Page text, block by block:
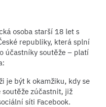
osoba starší 18 let s
republiky, která splní
účastníky soutěže – platí
je být k okamžiku, kdy se
zúčastnit, již
síti Facebook.